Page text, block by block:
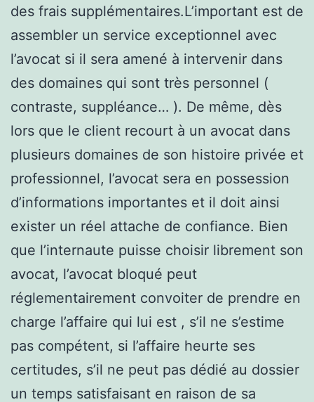
des frais supplémentaires.L’important est de
assembler un service exceptionnel avec
l’avocat si il sera amené à intervenir dans
des domaines qui sont très personnel (
contraste, suppléance… ). De même, dès
lors que le client recourt à un avocat dans
plusieurs domaines de son histoire privée et
professionnel, l’avocat sera en possession
d’informations importantes et il doit ainsi
exister un réel attache de confiance. Bien
que l’internaute puisse choisir librement son
avocat, l’avocat bloqué peut
réglementairement convoiter de prendre en
charge l’affaire qui lui est , s’il ne s’estime
pas compétent, si l’affaire heurte ses
certitudes, s’il ne peut pas dédié au dossier
un temps satisfaisant en raison de sa